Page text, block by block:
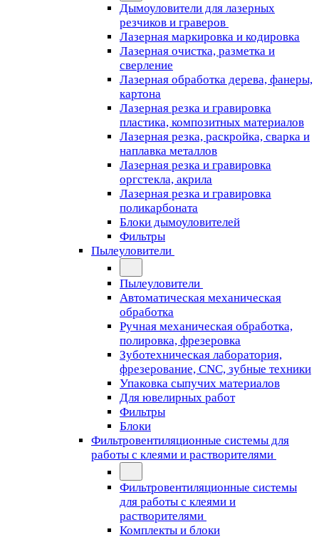
Дымоуловители для лазерных
резчиков и граверов
Лазерная маркировка и кодировка
Лазерная очистка, разметка и
сверление
Лазерная обработка дерева, фанеры,
картона
Лазерная резка и гравировка
пластика, композитных материалов
Лазерная резка, раскройка, сварка и
наплавка металлов
Лазерная резка и гравировка
оргстекла, акрила
Лазерная резка и гравировка
поликарбоната
Блоки дымоуловителей
Фильтры
Пылеуловители
Пылеуловители
Автоматическая механическая
обработка
Ручная механическая обработка,
полировка, фрезеровка
Зуботехническая лаборатория,
фрезерование, CNC, зубные техники
Упаковка сыпучих материалов
Для ювелирных работ
Фильтры
Блоки
Фильтровентиляционные системы для
работы с клеями и растворителями
Фильтровентиляционные системы
для работы с клеями и
растворителями
Комплекты и блоки